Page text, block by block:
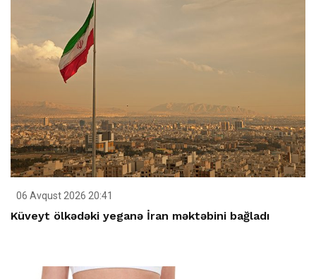
06 Avqust 2026 20:41
Küveyt ölkədəki yeganə İran məktəbini bağladı